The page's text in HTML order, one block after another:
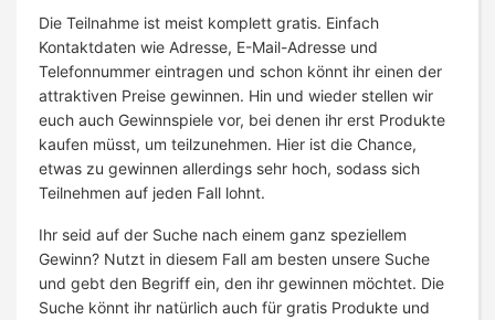
Die Teilnahme ist meist komplett gratis. Einfach
Kontaktdaten wie Adresse, E-Mail-Adresse und
Telefonnummer eintragen und schon könnt ihr einen der
attraktiven Preise gewinnen. Hin und wieder stellen wir
euch auch Gewinnspiele vor, bei denen ihr erst Produkte
kaufen müsst, um teilzunehmen. Hier ist die Chance,
etwas zu gewinnen allerdings sehr hoch, sodass sich
Teilnehmen auf jeden Fall lohnt.
Ihr seid auf der Suche nach einem ganz speziellem
Gewinn? Nutzt in diesem Fall am besten unsere Suche
und gebt den Begriff ein, den ihr gewinnen möchtet. Die
Suche könnt ihr natürlich auch für gratis Produkte und